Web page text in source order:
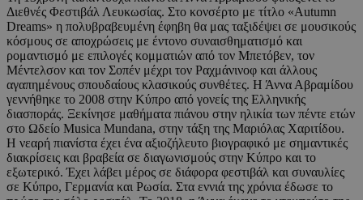
Διεθνές Φεστιβάλ Λευκωσίας. Στο κονσέρτο με τίτλο «Autumn
Dreams» η πολυβραβευμένη έφηβη θα μας ταξιδέψει σε μουσικούς
κόσμους σε αποχρώσεις με έντονο συναισθηματισμό και
ρομαντισμό με επιλογές κομματιών από τον Μπετόβεν, τον
Μέντελσον και τον Σοπέν μέχρι τον Ραχμάνινοφ και άλλους
αγαπημένους σπουδαίους κλασικούς συνθέτες. Η Άννα Αβραμίδου
γεννήθηκε το 2008 στην Κύπρο από γονείς της Ελληνικής
διασποράς. Ξεκίνησε μαθήματα πιάνου στην ηλικία των πέντε ετών
στο Ωδείο Musica Mundana, στην τάξη της Μαριόλας Χαριτίδου.
Η νεαρή πιανίστα έχει ένα αξιοζήλευτο βιογραφικό με σημαντικές
διακρίσεις και βραβεία σε διαγωνισμούς στην Κύπρο και το
εξωτερικό. Έχει λάβει μέρος σε διάφορα φεστιβάλ και συναυλίες
σε Κύπρο, Γερμανία και Ρωσία. Στα εννιά της χρόνια έδωσε το